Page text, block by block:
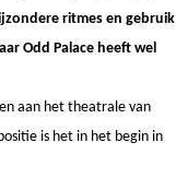
ritmes en gebruik
Odd Palace heeft wel
aan het theatrale van
is het in het begin in